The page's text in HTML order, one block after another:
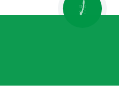
КНОПКА
ЗВ'ЯЗКУ